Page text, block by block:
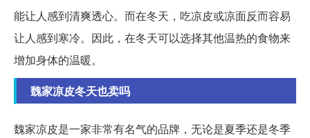
能让人感到清爽透心。而在冬天，吃凉皮或凉面反而容易
让人感到寒冷。因此，在冬天可以选择其他温热的食物来
增加身体的温暖。
魏家凉皮冬天也卖吗
魏家凉皮是一家非常有名气的品牌，无论是夏季还是冬季